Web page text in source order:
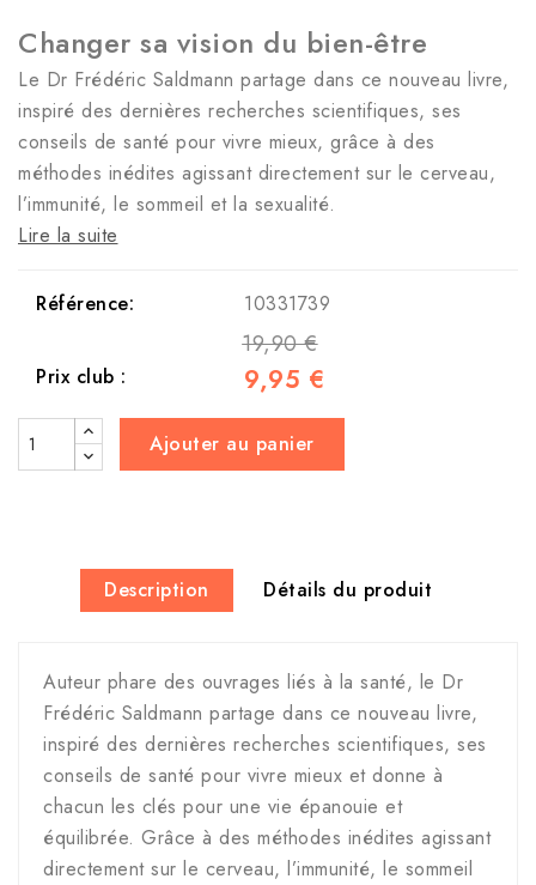
Changer sa vision du bien-être
Le Dr Frédéric Saldmann partage dans ce nouveau livre,
inspiré des dernières recherches scientifiques, ses
conseils de santé pour vivre mieux, grâce à des
méthodes inédites agissant directement sur le cerveau,
l’immunité, le sommeil et la sexualité.
Lire la suite
Référence: 10331739
19,90 €
Prix club : 9,95 €
Ajouter au panier
Description Détails du produit
Auteur phare des ouvrages liés à la santé, le Dr
Frédéric Saldmann partage dans ce nouveau livre,
inspiré des dernières recherches scientifiques, ses
conseils de santé pour vivre mieux et donne à
chacun les clés pour une vie épanouie et
équilibrée. Grâce à des méthodes inédites agissant
directement sur le cerveau, l’immunité, le sommeil